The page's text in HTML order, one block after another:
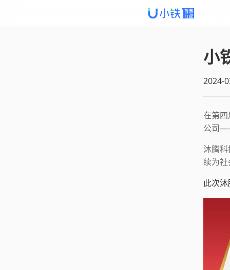
小
2024-
在第
公司
沐腾
续为
此次